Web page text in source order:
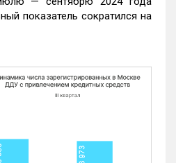
показатель сократился на